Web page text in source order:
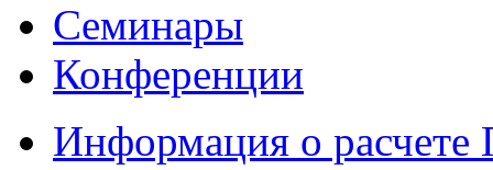
Семинары
Конференции
Информация о